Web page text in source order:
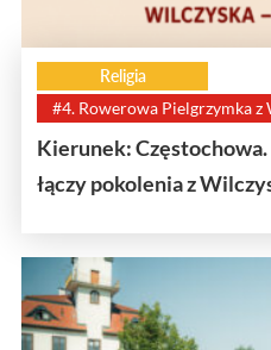
Religia
#4. Rowerowa Pielgrzymka z
Kierunek:
łączy pokolenia z